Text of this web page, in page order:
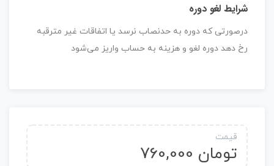
شرایط لغو دوره
درصورتی که دوره به حد‌نصاب نرسد یا اتفاقات غیر مترقبه
رخ دهد دوره لغو و هزینه به حساب واریز می‌شود
قیمت
تومان